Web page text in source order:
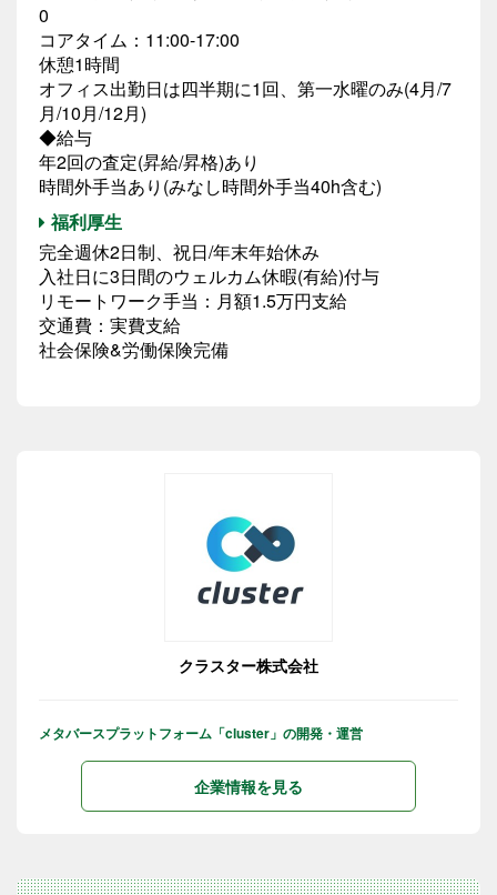
0
コアタイム：11:00-17:00
休憩1時間
オフィス出勤日は四半期に1回、第一水曜のみ(4月/7
月/10月/12月)
◆給与
年2回の査定(昇給/昇格)あり
時間外手当あり(みなし時間外手当40h含む)
福利厚生
完全週休2日制、祝日/年末年始休み
入社日に3日間のウェルカム休暇(有給)付与
リモートワーク手当：月額1.5万円支給
交通費：実費支給
社会保険&労働保険完備
クラスター株式会社
メタバースプラットフォーム「cluster」の開発・運営
企業情報を見る